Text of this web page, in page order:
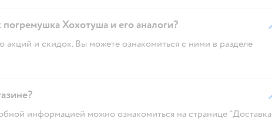
Хохотуша и его аналоги?
акций и скидок. Вы можете ознакомиться с ними в разделе
информацией можно ознакомиться на странице "Доставка